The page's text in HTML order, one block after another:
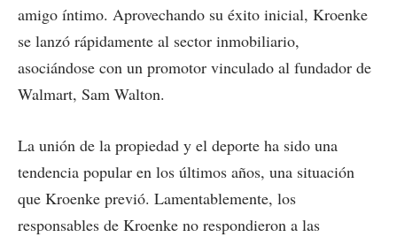
amigo íntimo. Aprovechando su éxito inicial, Kroenke
se lanzó rápidamente al sector inmobiliario,
asociándose con un promotor vinculado al fundador de
Walmart, Sam Walton.
La unión de la propiedad y el deporte ha sido una
tendencia popular en los últimos años, una situación
que Kroenke previó. Lamentablemente, los
responsables de Kroenke no respondieron a las